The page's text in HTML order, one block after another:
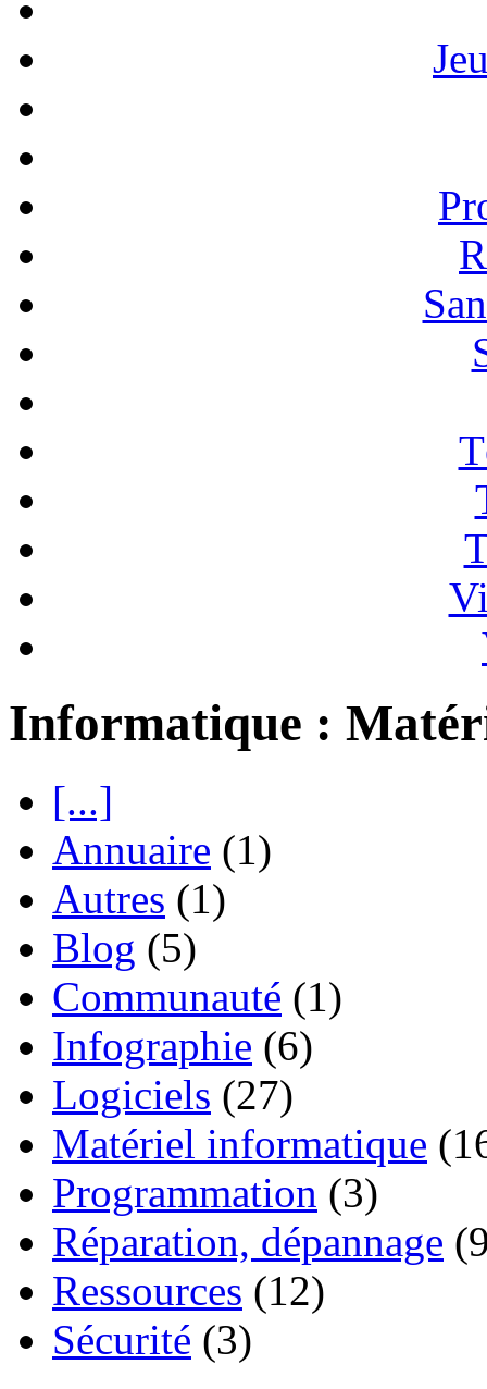
Informatique :
[...]
Annuaire (1)
Autres (1)
Blog (5)
Communauté (1)
Infographie (6)
Logiciels (27)
Matériel informatique
Programmation (3)
Réparation, dépannage
Ressources (12)
Sécurité (3)